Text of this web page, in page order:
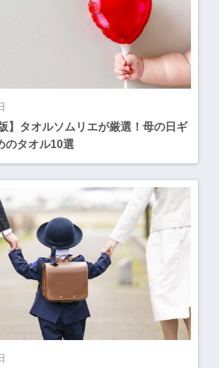
】タオルソムリエが厳選！母の日ギ
のタオル10選